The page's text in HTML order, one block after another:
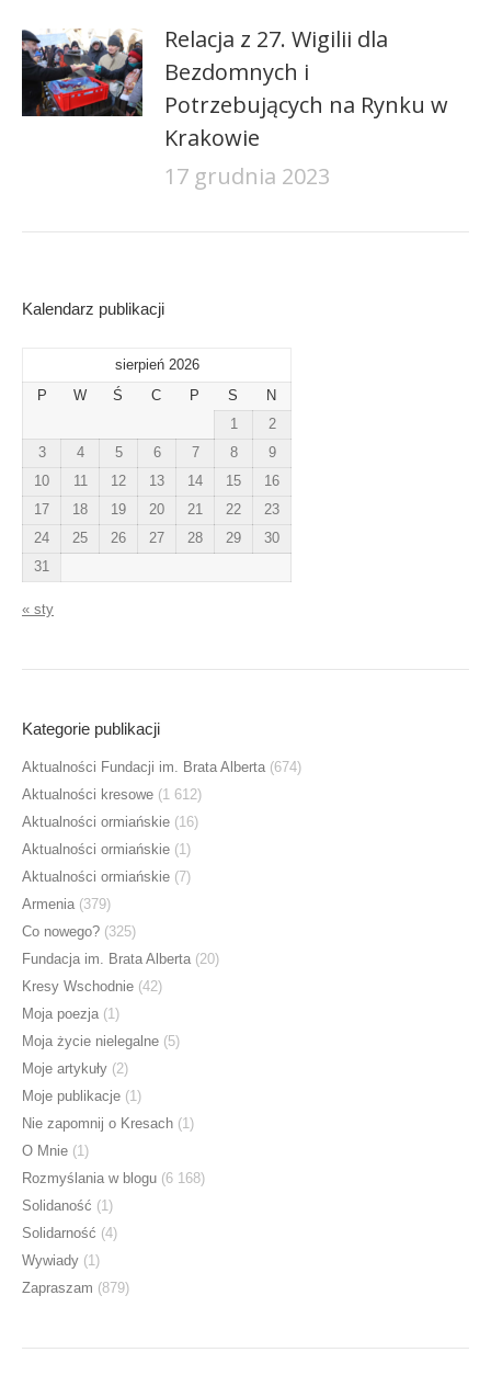
Relacja z 27. Wigilii dla
Bezdomnych i
Potrzebujących na Rynku w
Krakowie
17 grudnia 2023
Kalendarz publikacji
sierpień 2026
P
W Ś C P S
N
1
2
3
4 5 6 7 8
9
10
11 12 13 14 15
16
17
18 19 20 21 22
23
24
25 26 27 28 29
30
31
« sty
Kategorie publikacji
Aktualności Fundacji im. Brata Alberta (674)
Aktualności kresowe (1 612)
Aktualności ormiańskie (16)
Aktualności ormiańskie (1)
Aktualności ormiańskie (7)
Armenia (379)
Co nowego? (325)
Fundacja im. Brata Alberta (20)
Kresy Wschodnie (42)
Moja poezja (1)
Moja życie nielegalne (5)
Moje artykuły (2)
Moje publikacje (1)
Nie zapomnij o Kresach (1)
O Mnie (1)
Rozmyślania w blogu (6 168)
Solidaność (1)
Solidarność (4)
Wywiady (1)
Zapraszam (879)